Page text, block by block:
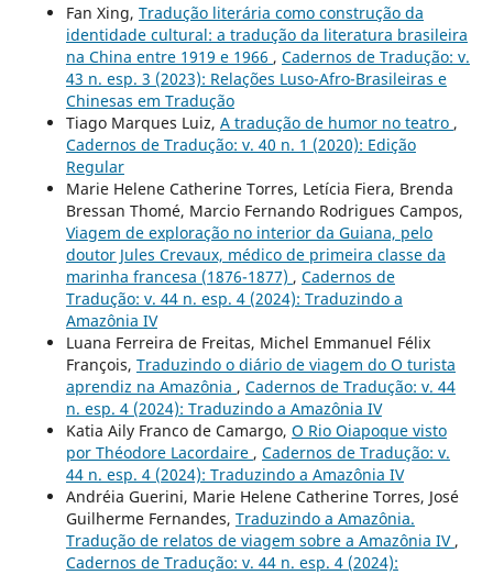
Fan Xing, Tradução literária como construção da
identidade cultural: a tradução da literatura brasileira
na China entre 1919 e 1966 , Cadernos de Tradução: v.
43 n. esp. 3 (2023): Relações Luso-Afro-Brasileiras e
Chinesas em Tradução
Tiago Marques Luiz, A tradução de humor no teatro ,
Cadernos de Tradução: v. 40 n. 1 (2020): Edição
Regular
Marie Helene Catherine Torres, Letícia Fiera, Brenda
Bressan Thomé, Marcio Fernando Rodrigues Campos,
Viagem de exploração no interior da Guiana, pelo
doutor Jules Crevaux, médico de primeira classe da
marinha francesa (1876-1877) , Cadernos de
Tradução: v. 44 n. esp. 4 (2024): Traduzindo a
Amazônia IV
Luana Ferreira de Freitas, Michel Emmanuel Félix
François, Traduzindo o diário de viagem do O turista
aprendiz na Amazônia , Cadernos de Tradução: v. 44
n. esp. 4 (2024): Traduzindo a Amazônia IV
Katia Aily Franco de Camargo, O Rio Oiapoque visto
por Théodore Lacordaire , Cadernos de Tradução: v.
44 n. esp. 4 (2024): Traduzindo a Amazônia IV
Andréia Guerini, Marie Helene Catherine Torres, José
Guilherme Fernandes, Traduzindo a Amazônia.
Tradução de relatos de viagem sobre a Amazônia IV ,
Cadernos de Tradução: v. 44 n. esp. 4 (2024):